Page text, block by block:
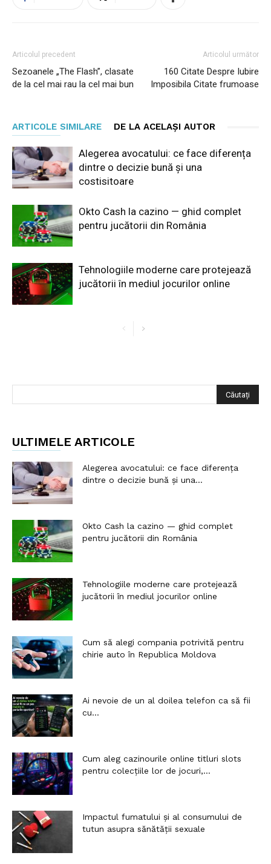
Articolul precedent
Sezoanele „The Flash”, clasate
de la cel mai rau la cel mai bun
Articolul următor
160 Citate Despre Iubire
Imposibila Citate frumoase
ARTICOLE SIMILARE DE LA ACELAȘI AUTOR
Alegerea avocatului: ce face diferența
dintre o decizie bună și una
costisitoare
Okto Cash la cazino — ghid complet
pentru jucătorii din România
Tehnologiile moderne care protejează
jucătorii în mediul jocurilor online
ULTIMELE ARTICOLE
Alegerea avocatului: ce face diferența
dintre o decizie bună și una...
Okto Cash la cazino — ghid complet
pentru jucătorii din România
Tehnologiile moderne care protejează
jucătorii în mediul jocurilor online
Cum să alegi compania potrivită pentru
chirie auto în Republica Moldova
Ai nevoie de un al doilea telefon ca să fii
cu...
Cum aleg cazinourile online titluri slots
pentru colecțiile lor de jocuri,...
Impactul fumatului și al consumului de
tutun asupra sănătății sexuale